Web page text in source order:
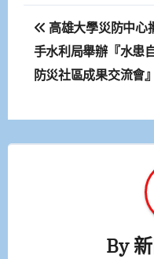
文
章
導
覽
高雄大學災防中心
手水利局舉辦『水患
防災社區成果交流會』
By